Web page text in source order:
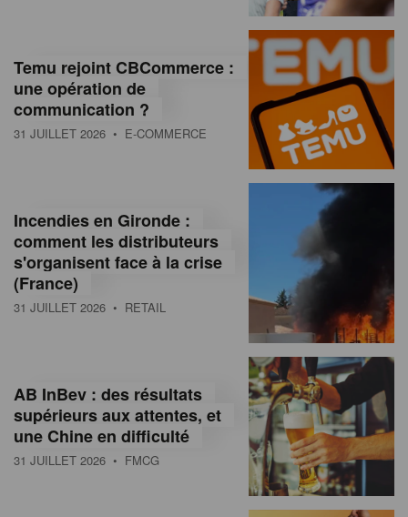
M
a
g
n
e
n
o
Temu rejoint CBCommerce :
une opération de
communication ?
31 JUILLET 2026 • E-COMMERCE
Incendies en Gironde :
comment les distributeurs
s'organisent face à la crise
(France)
31 JUILLET 2026 • RETAIL
AB InBev : des résultats
supérieurs aux attentes, et
une Chine en difficulté
31 JUILLET 2026 • FMCG